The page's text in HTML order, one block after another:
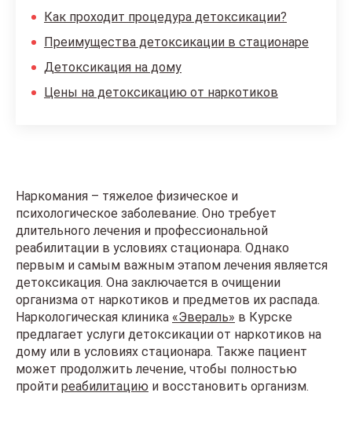
Как проходит процедура детоксикации?
Преимущества детоксикации в стационаре
Детоксикация на дому
Цены на детоксикацию от наркотиков
Наркомания – тяжелое физическое и
психологическое заболевание. Оно требует
длительного лечения и профессиональной
реабилитации в условиях стационара. Однако
первым и самым важным этапом лечения является
детоксикация. Она заключается в очищении
организма от наркотиков и предметов их распада.
Наркологическая клиника «Эвераль» в Курске
предлагает услуги детоксикации от наркотиков на
дому или в условиях стационара. Также пациент
может продолжить лечение, чтобы полностью
пройти реабилитацию и восстановить организм.